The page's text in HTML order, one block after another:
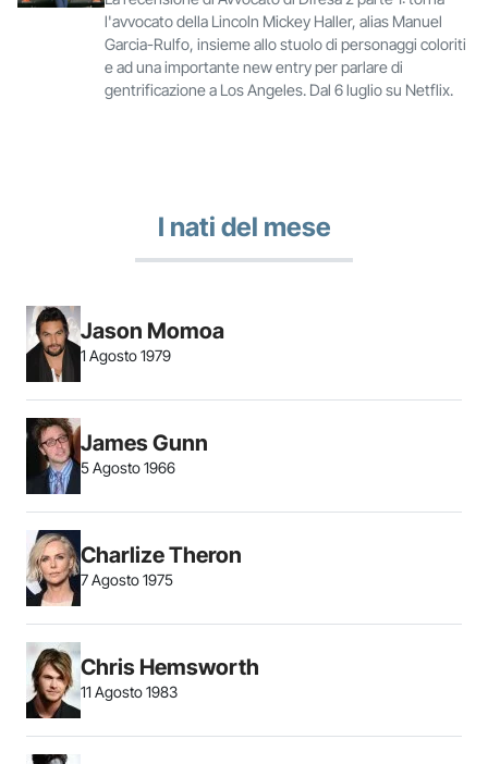
l'avvocato della Lincoln Mickey Haller, alias Manuel
Garcia-Rulfo, insieme allo stuolo di personaggi coloriti
e ad una importante new entry per parlare di
gentrificazione a Los Angeles. Dal 6 luglio su Netflix.
I nati del mese
Jason Momoa
1 Agosto 1979
James Gunn
5 Agosto 1966
Charlize Theron
7 Agosto 1975
Chris Hemsworth
11 Agosto 1983